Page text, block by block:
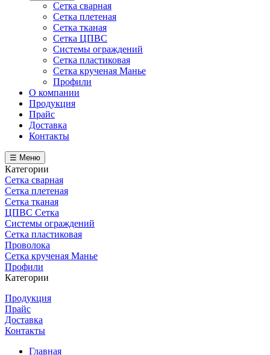
Сетка сварная
Сетка плетеная
Сетка тканая
Сетка ЦПВС
Системы ограждений
Сетка пластиковая
Сетка крученая Манье
Профили
О компании
Продукция
Прайс
Доставка
Контакты
☰ Меню
Категории
Сетка сварная
Сетка плетеная
Сетка тканая
ЦПВС Сетка
Системы ограждений
Сетка пластиковая
Проволока
Сетка крученая Манье
Профили
Категории
Продукция
Прайс
Доставка
Контакты
Главная